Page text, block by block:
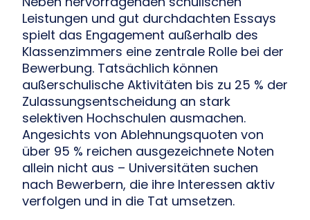
Leistungen und gut durchdachten Essays
spielt das Engagement außerhalb des
Klassenzimmers eine zentrale Rolle bei der
Bewerbung. Tatsächlich können
außerschulische Aktivitäten bis zu 25 % der
Zulassungsentscheidung an stark
selektiven Hochschulen ausmachen.
Angesichts von Ablehnungsquoten von
über 95 % reichen ausgezeichnete Noten
allein nicht aus – Universitäten suchen
nach Bewerbern, die ihre Interessen aktiv
verfolgen und in die Tat umsetzen.